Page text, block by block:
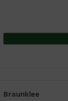
Braunklee